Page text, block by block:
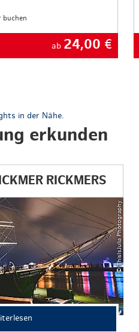
buchen
ab 24,00 €
in der Nähe.
erkunden
RICKMERS
© ThisIsJulia Photography